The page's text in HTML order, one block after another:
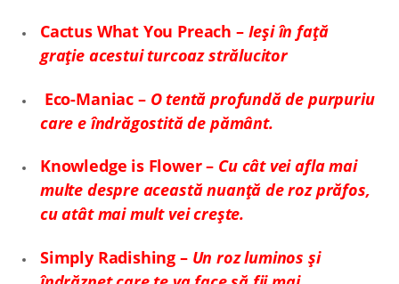
Cactus What You Preach – Ieși în față
grație acestui turcoaz strălucitor
Eco-Maniac – O tentă profundă de purpuriu
care e îndrăgostită de pământ.
Knowledge is Flower – Cu cât vei afla mai
multe despre această nuanță de roz prăfos,
cu atât mai mult vei crește.
Simply Radishing – Un roz luminos și